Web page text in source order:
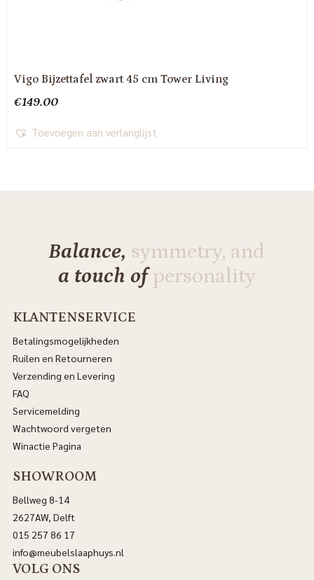
Vigo Bijzettafel zwart 45 cm Tower Living
€149.00
Toevoegen aan verlanglijst
Balance, symmetry, and
a touch ofpersonality
KLANTENSERVICE
Betalingsmogelijkheden
Ruilen en Retourneren
Verzending en Levering
FAQ
Servicemelding
Wachtwoord vergeten
Winactie Pagina
SHOWROOM
Bellweg 8-14
2627AW, Delft
015 257 86 17
info@meubelslaaphuys.nl
VOLG ONS